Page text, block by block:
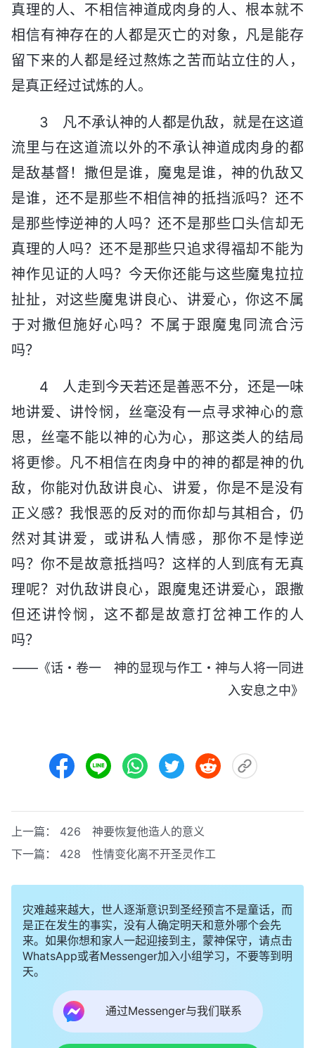
真理的人、不相信神道成肉身的人、根本就不
相信有神存在的人都是灭亡的对象，凡是能存
留下来的人都是经过熬炼之苦而站立住的人，
是真正经过试炼的人。
3 凡不承认神的人都是仇敌，就是在这道
流里与在这道流以外的不承认神道成肉身的都
是敌基督！撒但是谁，魔鬼是谁，神的仇敌又
是谁，还不是那些不相信神的抵挡派吗？还不
是那些悖逆神的人吗？还不是那些口头信却无
真理的人吗？还不是那些只追求得福却不能为
神作见证的人吗？今天你还能与这些魔鬼拉拉
扯扯，对这些魔鬼讲良心、讲爱心，你这不属
于对撒但施好心吗？不属于跟魔鬼同流合污
吗？
4 人走到今天若还是善恶不分，还是一味
地讲爱、讲怜悯，丝毫没有一点寻求神心的意
思，丝毫不能以神的心为心，那这类人的结局
将更惨。凡不相信在肉身中的神的都是神的仇
敌，你能对仇敌讲良心、讲爱，你是不是没有
正义感？我恨恶的反对的而你却与其相合，仍
然对其讲爱，或讲私人情感，那你不是悖逆
吗？你不是故意抵挡吗？这样的人到底有无真
理呢？对仇敌讲良心，跟魔鬼还讲爱心，跟撒
但还讲怜悯，这不都是故意打岔神工作的人
吗？
——《话・卷一 神的显现与作工・神与人将一同进
入安息之中》
上一篇： 426 神要恢复他造人的意义
下一篇： 428 性情变化离不开圣灵作工
灾难越来越大，世人逐渐意识到圣经预言不是童话，而
是正在发生的事实，没有人确定明天和意外哪个会先
来。如果你想和家人一起迎接到主，蒙神保守，请点击
WhatsApp或者Messenger加入小组学习，不要等到明
天。
通过Messenger与我们联系